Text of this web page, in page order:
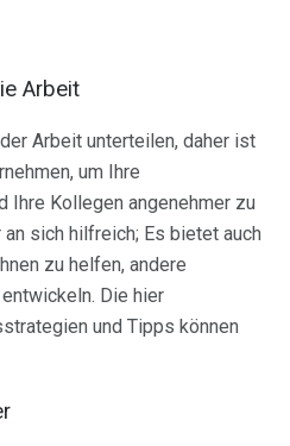
Arbeit
Arbeit unterteilen, daher ist
um Ihre
Ihre Kollegen angenehmer zu
sich hilfreich; Es bietet auch
zu helfen, andere
Die hier
und Tipps können